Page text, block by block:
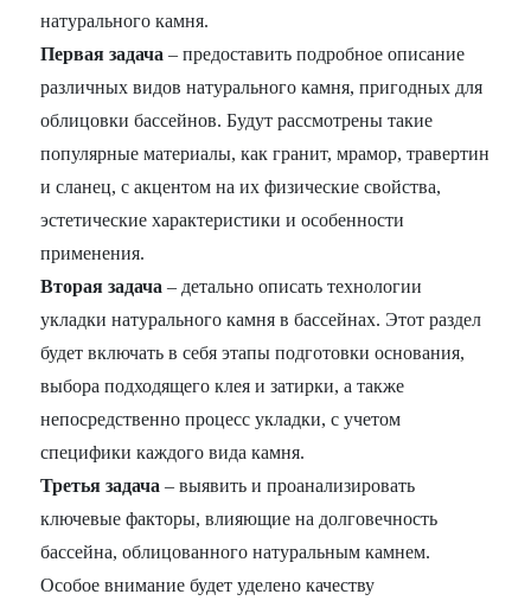
натурального камня.
Первая задача – предоставить подробное описание
различных видов натурального камня, пригодных для
облицовки бассейнов. Будут рассмотрены такие
популярные материалы, как гранит, мрамор, травертин
и сланец, с акцентом на их физические свойства,
эстетические характеристики и особенности
применения.
Вторая задача – детально описать технологии
укладки натурального камня в бассейнах. Этот раздел
будет включать в себя этапы подготовки основания,
выбора подходящего клея и затирки, а также
непосредственно процесс укладки, с учетом
специфики каждого вида камня.
Третья задача – выявить и проанализировать
ключевые факторы, влияющие на долговечность
бассейна, облицованного натуральным камнем.
Особое внимание будет уделено качеству